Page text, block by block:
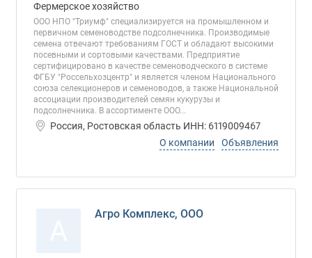
Фермерское хозяйство
ООО НПО "Триумф" специализируется на промышленном и
первичном семеноводстве подсолнечника. Производимые
семена отвечают требованиям ГОСТ и обладают высокими
посевными и сортовыми качествами. Предприятие
сертифицировано в качестве семеноводческого в системе
ФГБУ "Россельхозцентр" и является членом Национального
союза селекционеров и семеноводов, а также Национальной
ассоциации производителей семян кукурузы и
подсолнечника. В ассортименте ООО...
Россия, Ростовская область ИНН: 6119009467
О компании
Объявления
Агро Комплекс, ООО